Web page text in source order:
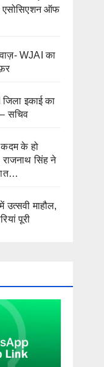
एसोसिएशन ऑफ
WJAI का
इकाई का
सचिव
कदम के हो
राजनाथ सिंह ने
उत्सवी माहौल,
पूरी